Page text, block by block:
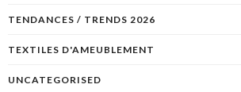
TENDANCES / TRENDS 2026
TEXTILES D'AMEUBLEMENT
UNCATEGORISED